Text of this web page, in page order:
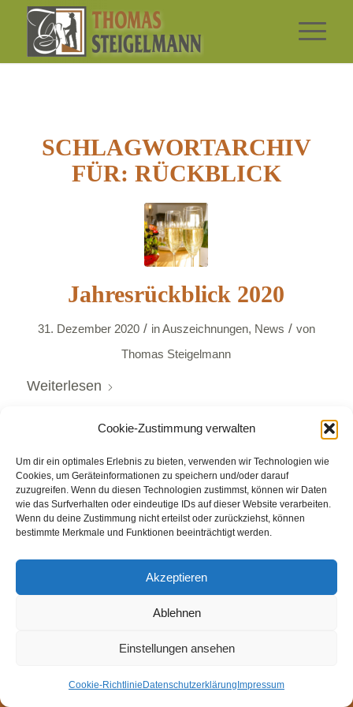
Cookie-Zustimmung verwalten
Um dir ein optimales Erlebnis zu bieten, verwenden wir Technologien wie
Cookies, um Geräteinformationen zu speichern und/oder darauf
zuzugreifen. Wenn du diesen Technologien zustimmst, können wir Daten
wie das Surfverhalten oder eindeutige IDs auf dieser Website verarbeiten.
Wenn du deine Zustimmung nicht erteilst oder zurückziehst, können
bestimmte Merkmale und Funktionen beeinträchtigt werden.
Akzeptieren
Ablehnen
Einstellungen ansehen
Cookie-Richtlinie Datenschutzerklärung Impressum
SCHLAGWORTARCHIV
FÜR: RÜCKBLICK
Jahresrückblick 2020
31. Dezember 2020 / inAuszeichnungen, News / von
Thomas Steigelmann
Weiterlesen
© Weingut Thomas Steigelmann
HOME AKTUELLES WEINGUT SHOP FEWOS